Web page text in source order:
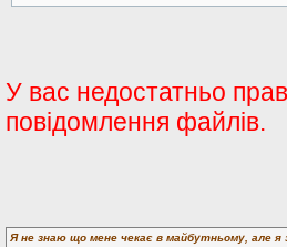
У вас недостатньо
повідомлення файлів.
Я не знаю що мене чекає в майбутньому, але